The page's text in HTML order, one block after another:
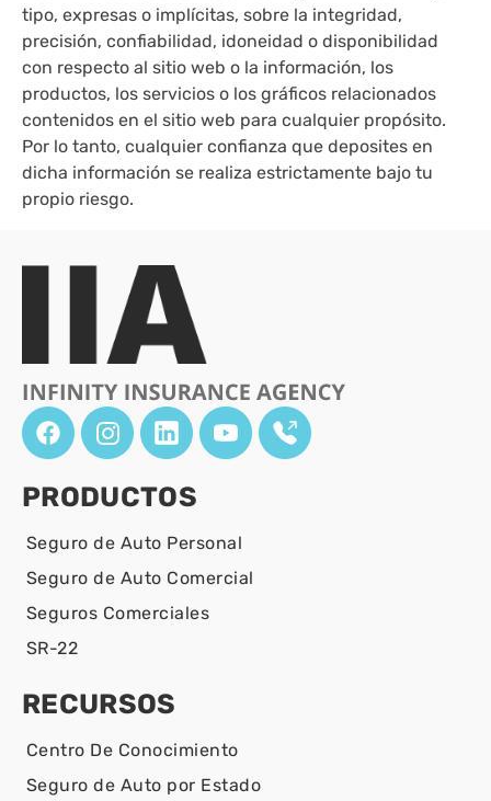
tipo, expresas o implícitas, sobre la integridad,
precisión, confiabilidad, idoneidad o disponibilidad
con respecto al sitio web o la información, los
productos, los servicios o los gráficos relacionados
contenidos en el sitio web para cualquier propósito.
Por lo tanto, cualquier confianza que deposites en
dicha información se realiza estrictamente bajo tu
propio riesgo.
PRODUCTOS
Seguro de Auto Personal
Seguro de Auto Comercial
Seguros Comerciales
SR-22
RECURSOS
Centro De Conocimiento
Seguro de Auto por Estado